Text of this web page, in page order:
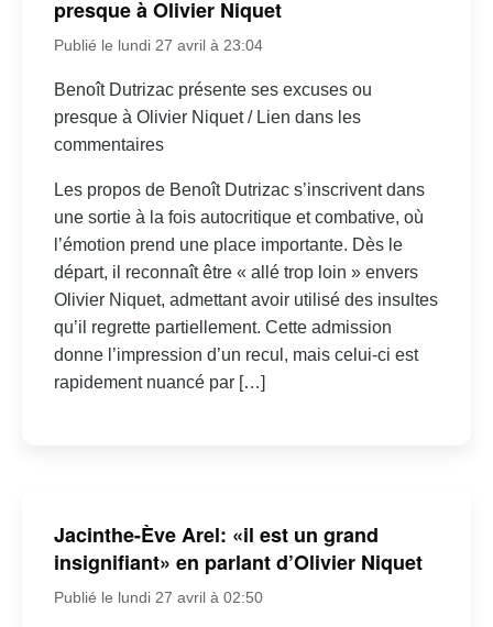
presque à Olivier Niquet
Publié le lundi 27 avril à 23:04
Benoît Dutrizac présente ses excuses ou
presque à Olivier Niquet / Lien dans les
commentaires
Les propos de Benoît Dutrizac s’inscrivent dans
une sortie à la fois autocritique et combative, où
l’émotion prend une place importante. Dès le
départ, il reconnaît être « allé trop loin » envers
Olivier Niquet, admettant avoir utilisé des insultes
qu’il regrette partiellement. Cette admission
donne l’impression d’un recul, mais celui-ci est
rapidement nuancé par […]
Jacinthe-Ève Arel: «il est un grand
insignifiant» en parlant d’Olivier Niquet
Publié le lundi 27 avril à 02:50